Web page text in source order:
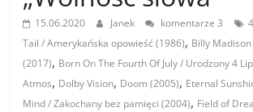
15.06.2020 Janek komentarze 3
Tail / Amerykańska opowieść (1986), Billy
(2017), Born On The Fourth Of July / Urodzony 4
Atmos, Dolby Vision, Doom (2005), Eternal
Mind / Zakochany bez pamięci (2004), Field of